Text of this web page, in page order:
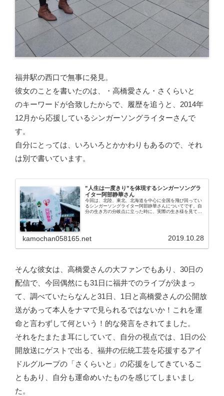
福井駅の西口で無事に発見。
彼女のことを書いたのは、・高橋愛さん・さくらいと
のキーワードが合致したからで、履歴を追うと、2014年
12月から応援しているシンガーソングライターさんで
す。
自分にとっては、いろいろとかかわりもあるので、それ
は別で書いています。
”人生は一度きり”を体現するシンガーソングラ
イター阿部静華さん
今回は、北陸、東北、北海道を中心に全国を飛び回ってい
るシンガーソングライター阿部静華さんについてです。自
分の生き方の分岐点に立った時に、実際の生き様を見て、
kamochan058165.net 2019.10.28
そんな彼女は、高橋愛さんの大ファンでもあり、30日の
配信で、今回偶然にも31日に福井でのライブが決まっ
て、調べていたらなんと31日、1日と高橋愛さんの公開放
送があって本人をナマで見られるではないか！これを運
命と言わずして何という！的な発言をされてました。
それをたまたま耳にしていて、自分の視点では、1日の公
開放送にゲストで出る、福井の伝統工芸を応援するアイ
ドルグループの「さくらいと」の応援をしてきているこ
ともあり、自分も運命めいたものを感じてしまいまし
た。